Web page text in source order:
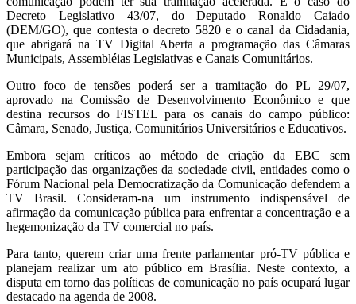
Decreto Legislativo 43/07, do Deputado Ronaldo Caiado
(DEM/GO), que contesta o decreto 5820 e o canal da Cidadania,
que abrigará na TV Digital Aberta a programação das Câmaras
Municipais, Assembléias Legislativas e Canais Comunitários.
Outro foco de tensões poderá ser a tramitação do PL 29/07,
aprovado na Comissão de Desenvolvimento Econômico e que
destina recursos do FISTEL para os canais do campo público:
Câmara, Senado, Justiça, Comunitários Universitários e Educativos.
Embora sejam críticos ao método de criação da EBC sem
participação das organizações da sociedade civil, entidades como o
Fórum Nacional pela Democratização da Comunicação defendem a
TV Brasil. Consideram-na um instrumento indispensável de
afirmação da comunicação pública para enfrentar a concentração e a
hegemonização da TV comercial no país.
Para tanto, querem criar uma frente parlamentar pró-TV pública e
planejam realizar um ato público em Brasília. Neste contexto, a
disputa em torno das políticas de comunicação no país ocupará lugar
destacado na agenda de 2008.